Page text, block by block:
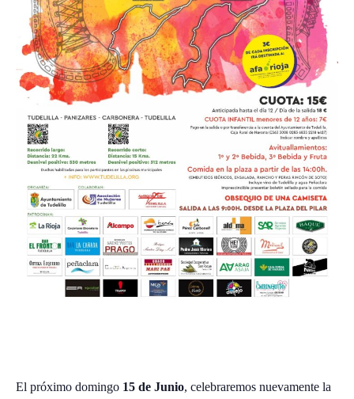
El próximo domingo 15 de Junio, celebraremos nuevamente la